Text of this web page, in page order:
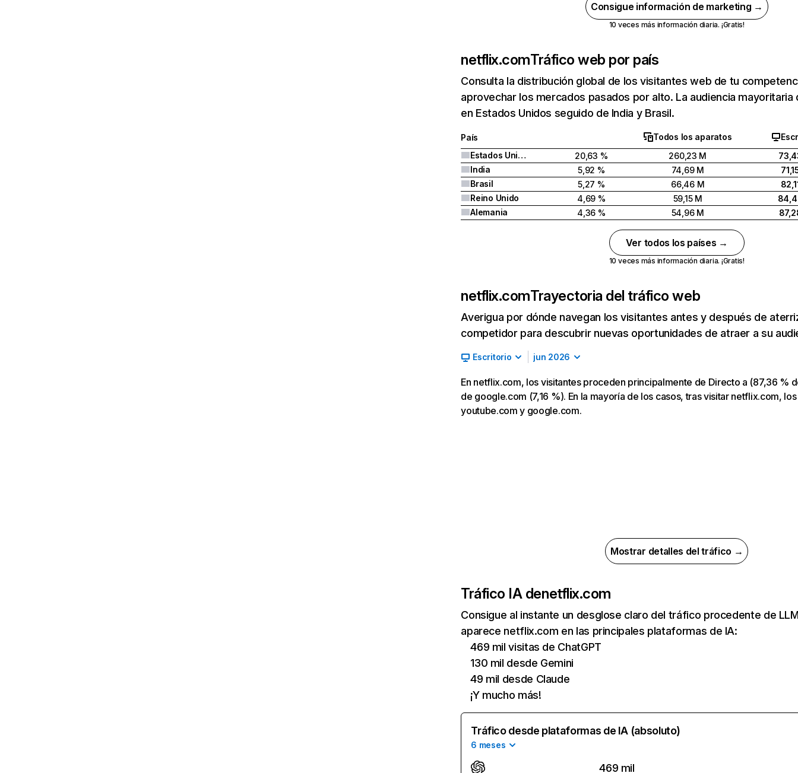
Consigue información de marketing →
10 veces más información diaria. ¡Gratis!
netflix.comTráfico web por país
Consulta la distribución global de los visitantes web de tu
aprovechar los mercados pasados por alto. La audiencia
en Estados Unidos seguido de India y Brasil.
País Todos los aparatos
Estados Unidos
20,63 % 260,23 M
India
5,92 % 74,69 M
Brasil
5,27 % 66,46 M
Reino Unido
4,69 % 59,15 M
Alemania
4,36 % 54,96 M
Ver todos los países →
10 veces más información diaria. ¡Gratis!
netflix.comTrayectoria del tráfico web
Averigua por dónde navegan los visitantes antes y después de
competidor para descubrir nuevas oportunidades de atraer a su
Escritorio jun 2026
En netflix.com, los visitantes proceden principalmente de Directo a (87,36 %
de google.com (7,16 %). En la mayoría de los casos, tras visitar netflix.com,
youtube.com y google.com.
Mostrar detalles del tráfico →
Tráfico IA denetflix.com
Consigue al instante un desglose claro del tráfico procedente de
aparece netflix.com en las principales plataformas de IA:
469 mil visitas de ChatGPT
130 mil desde Gemini
49 mil desde Claude
¡Y mucho más!
Tráfico desde plataformas de IA (absoluto)
6 meses
469 mil